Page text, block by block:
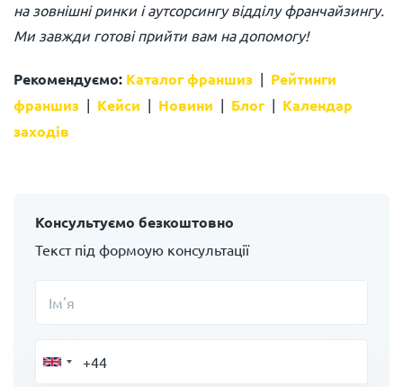
на зовнішні ринки і аутсорсингу відділу франчайзингу.
Ми завжди готові прийти вам на допомогу!
Рекомендуємо: Каталог франшиз | Рейтинги
франшиз | Кейси | Новини | Блог | Календар
заходів
Консультуємо безкоштовно
Текст під формоую консультації
Ім'я